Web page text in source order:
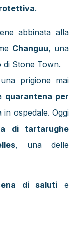
.
abbinata alla
Changuu, una
di Stone Town.
prigione mai
quarantena per
ospedale. Oggi
di tartarughe
, una delle
di saluti e